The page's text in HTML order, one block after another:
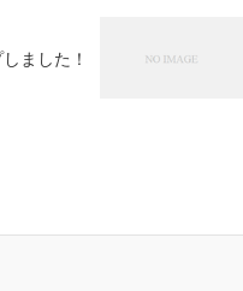
ました！